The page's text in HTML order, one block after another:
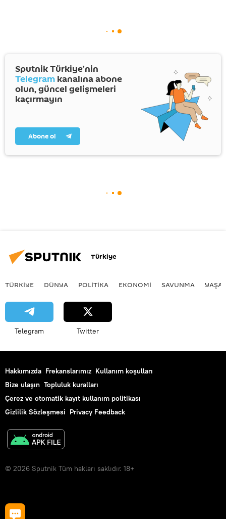
Sputnik Türkiye’nin
Telegram kanalına abone
olun, güncel gelişmeleri
kaçırmayın
Abone ol
Türkiye
TÜRKIYE DÜNYA POLİTİKA EKONOMİ SAVUNMA
Telegram Twitter
Hakkımızda Frekanslarımız Kullanım koşulları
Bize ulaşın Topluluk kuralları
Çerez ve otomatik kayıt kullanım politikası
Gizlilik Sözleşmesi Privacy Feedback
© 2026 Sputnik Tüm hakları saklıdır. 18+